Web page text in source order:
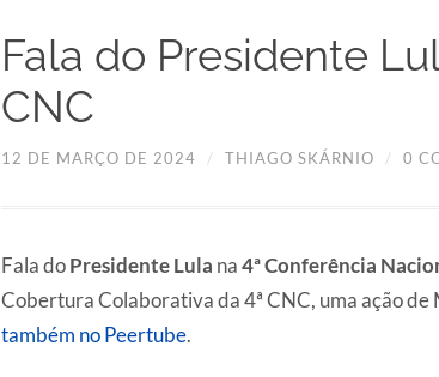
Fala do Presidente
CNC
12 DE MARÇO DE 2024 / THIAGO SKÁRNIO / 0
Fala doPresidente Lula na4ª Conferência
Cobertura Colaborativa da 4ª CNC, uma ação
também no Peertube.